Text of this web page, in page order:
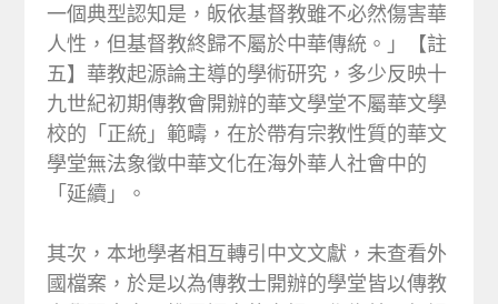
一個典型認知是，皈依基督教雖不必然傷害華
人性，但基督教終歸不屬於中華傳統。」【註
五】華教起源論主導的學術研究，多少反映十
九世紀初期傳教會開辦的華文學堂不屬華文學
校的「正統」範疇，在於帶有宗教性質的華文
學堂無法象徵中華文化在海外華人社會中的
「延續」。
其次，本地學者相互轉引中文文獻，未查看外
國檔案，於是以為傳教士開辦的學堂皆以傳教